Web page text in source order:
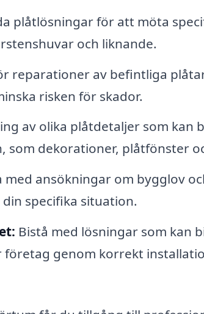
plåtlösningar för att möta
och liknande.
reparationer av befintliga
risken för skador.
av olika plåtdetaljer som kan
som dekorationer, plåtfönster
med ansökningar om bygglov
specifika situation.
Bistå med lösningar som kan
genom korrekt